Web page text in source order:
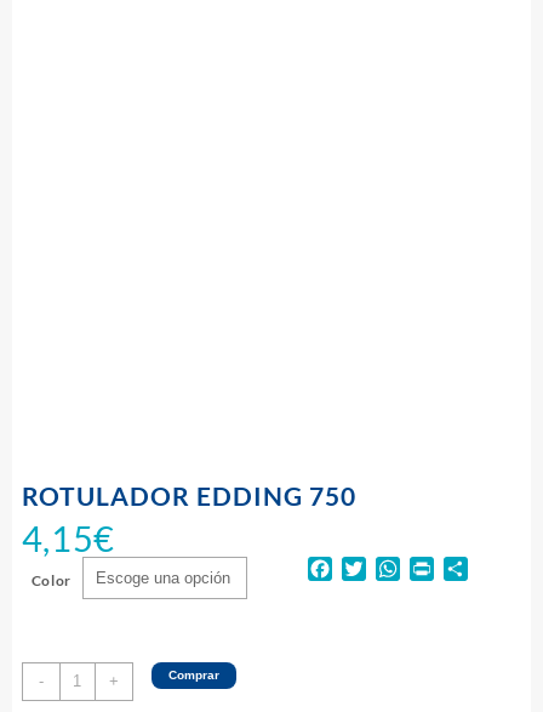
ROTULADOR EDDING 750
4,15€
Color
-
ROTULADOR
EDDING
+ Comprar
Facebook
TwitterWhatsApp
Print